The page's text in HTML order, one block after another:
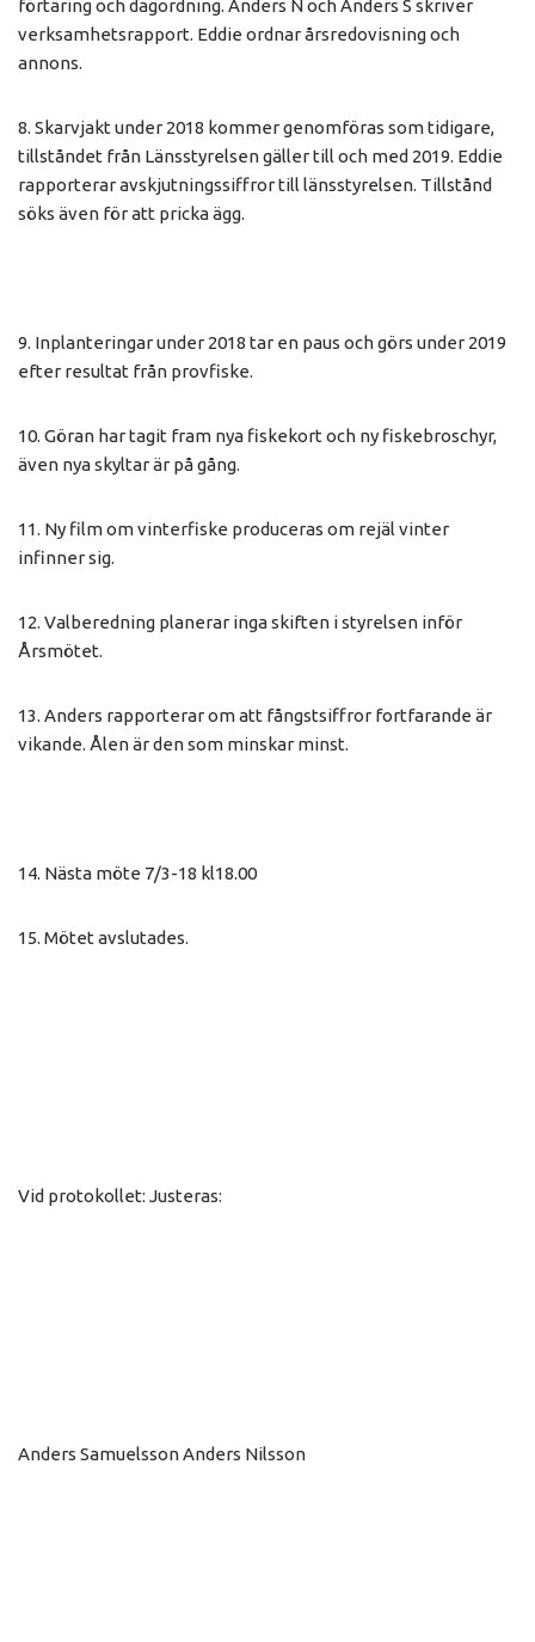
förtäring och dagordning. Anders N och Anders S skriver
verksamhetsrapport. Eddie ordnar årsredovisning och
annons.
8. Skarvjakt under 2018 kommer genomföras som tidigare,
tillståndet från Länsstyrelsen gäller till och med 2019. Eddie
rapporterar avskjutningssiffror till länsstyrelsen. Tillstånd
söks även för att pricka ägg.
9. Inplanteringar under 2018 tar en paus och görs under 2019
efter resultat från provfiske.
10. Göran har tagit fram nya fiskekort och ny fiskebroschyr,
även nya skyltar är på gång.
11. Ny film om vinterfiske produceras om rejäl vinter
infinner sig.
12. Valberedning planerar inga skiften i styrelsen inför
Årsmötet.
13. Anders rapporterar om att fångstsiffror fortfarande är
vikande. Ålen är den som minskar minst.
14. Nästa möte 7/3-18 kl18.00
15. Mötet avslutades.
Vid protokollet: Justeras:
Anders Samuelsson Anders Nilsson